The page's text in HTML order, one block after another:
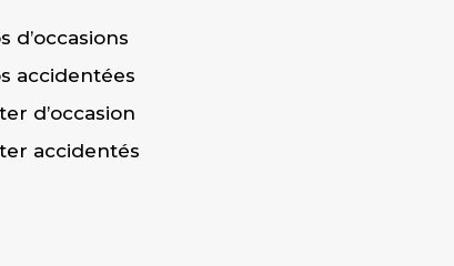
d’occasions
accidentées
d’occasion
accidentés